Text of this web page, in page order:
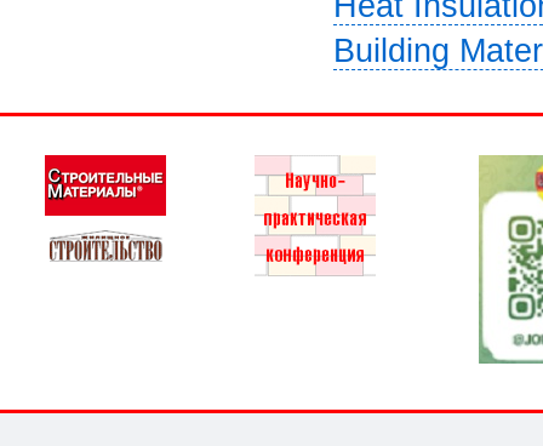
Building